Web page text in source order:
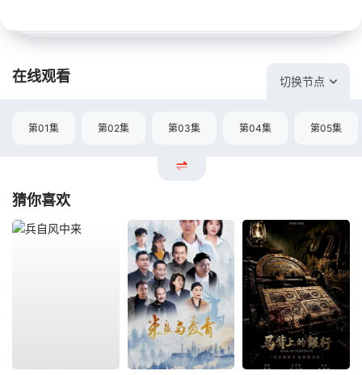
在线观看 切换节点
第01集 第02集 第03集 第04集 第05集
猜你喜欢